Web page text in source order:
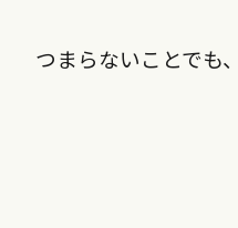
つまらないことでも